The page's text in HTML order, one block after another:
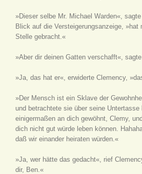
»Dieser selbe Mr. Michael Warden«,
Blick auf die Versteigerungsanzeige, »hat
Stelle gebracht.«
»Aber dir deinen Gatten verschafft«, sagte
»Ja, das hat er«, erwiderte Clemency,
»Der Mensch ist ein Sklave der
und betrachtete sie über seine
einigermaßen an dich gewöhnt, Clemy,
dich nicht gut würde leben können.
daß wir einander heiraten würden.«
»Ja, wer hätte das gedacht«, rief
dir, Ben.«